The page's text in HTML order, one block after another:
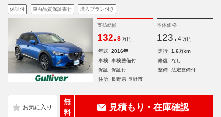
保証付 車両品質保証書付 購入プラン付き
支払総額
132.8 万円
本体価格
123. 4 万円
年式 2016年 走行
1.6万km
車検
車検整備付 修復
なし
保証
保証付 整備
法定整備付
住所
長野県 長野市
無
料
見積もり・在庫確認